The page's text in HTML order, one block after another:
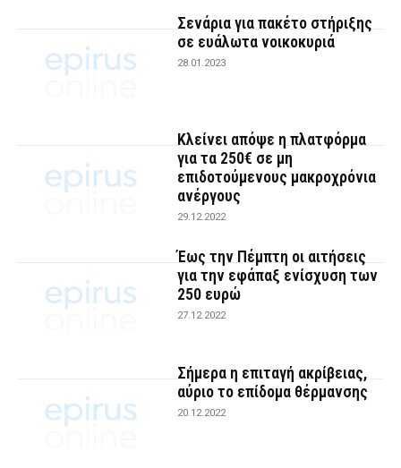
Σενάρια για πακέτο στήριξης
σε ευάλωτα νοικοκυριά
28.01.2023
Κλείνει απόψε η πλατφόρμα
για τα 250€ σε μη
επιδοτούμενους μακροχρόνια
ανέργους
29.12.2022
Έως την Πέμπτη οι αιτήσεις
για την εφάπαξ ενίσχυση των
250 ευρώ
27.12.2022
Σήμερα η επιταγή ακρίβειας,
αύριο το επίδομα θέρμανσης
20.12.2022